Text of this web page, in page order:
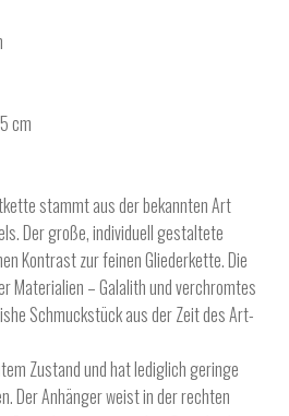
cm
stammt aus der bekannten Art
Der große, individuell gestaltete
Kontrast zur feinen Gliederkette. Die
Materialien – Galalith und verchromtes
Schmuckstück aus der Zeit des Art-
Zustand und hat lediglich geringe
Der Anhänger weist in der rechten